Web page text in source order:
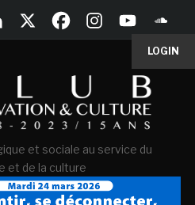
LOGIN
et sociale au service du
et de la culture